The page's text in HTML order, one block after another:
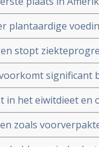
resultaten
plantaardige
stopt
recente
significant
blijkt uit
bij vrouwen uit
in het eiwitdieet en
had
dan
zoals
en